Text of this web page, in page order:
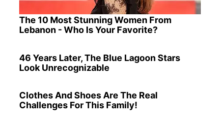
The 10 Most Stunning Women From
Lebanon - Who Is Your Favorite?
46 Years Later, The Blue Lagoon Stars
Look Unrecognizable
Clothes And Shoes Are The Real
Challenges For This Family!